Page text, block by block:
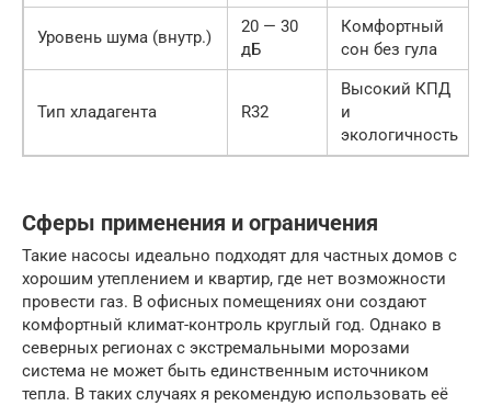
Уровень шума (внутр.)
20 — 30
дБ
Комфортный
сон без гула
Тип хладагента R32
Высокий КПД
и
экологичность
Сферы применения и ограничения
Такие насосы идеально подходят для частных домов с
хорошим утеплением и квартир, где нет возможности
провести газ. В офисных помещениях они создают
комфортный климат-контроль круглый год. Однако в
северных регионах с экстремальными морозами
система не может быть единственным источником
тепла. В таких случаях я рекомендую использовать её